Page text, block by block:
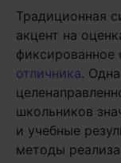
Традиционная
акцент на
фиксированное
отличника.
школьников
и учебные
методы